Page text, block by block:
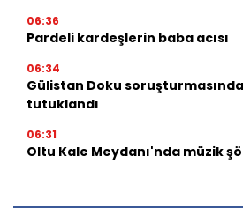
06:36
Pardeli kardeşlerin baba acısı
06:34
Gülistan Doku
tutuklandı
06:31
Oltu Kale Meydanı'nda müzik